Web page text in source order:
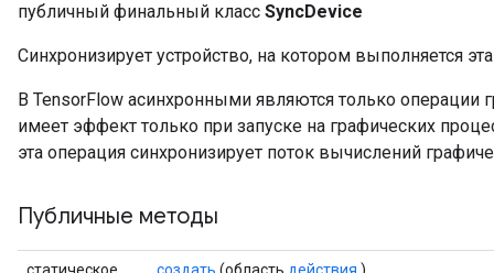
публичный финальный класс SyncDevice
Синхронизирует устройство, на котором выполняется
В TensorFlow асинхронными являются только операции
имеет эффект только при запуске на графических
эта операция синхронизирует поток вычислений
Публичные методы